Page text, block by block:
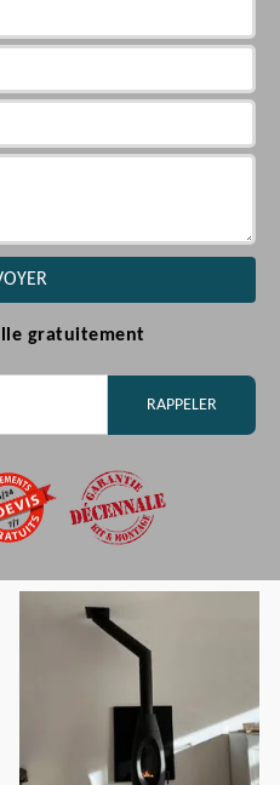
gratuitement